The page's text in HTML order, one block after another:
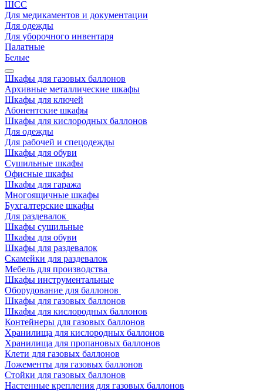
ШСС
Для медикаментов и документации
Для одежды
Для уборочного инвентаря
Палатные
Белые
Шкафы для газовых баллонов
Архивные металлические шкафы
Шкафы для ключей
Абонентские шкафы
Шкафы для кислородных баллонов
Для одежды
Для рабочей и спецодежды
Шкафы для обуви
Сушильные шкафы
Офисные шкафы
Шкафы для гаража
Многоящичные шкафы
Бухгалтерские шкафы
Для раздевалок
Шкафы сушильные
Шкафы для обуви
Шкафы для раздевалок
Скамейки для раздевалок
Мебель для производства
Шкафы инструментальные
Оборудование для баллонов
Шкафы для газовых баллонов
Шкафы для кислородных баллонов
Контейнеры для газовых баллонов
Хранилища для кислородных баллонов
Хранилища для пропановых баллонов
Клети для газовых баллонов
Ложементы для газовых баллонов
Стойки для газовых баллонов
Настенные крепления для газовых баллонов